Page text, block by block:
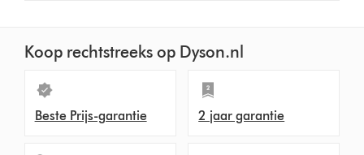
Koop rechtstreeks op Dyson.nl
Beste Prijs-garantie 2 jaar garantie